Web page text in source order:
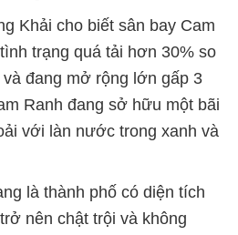
Khải cho biết sân bay Cam
trạng quá tải hơn 30% so
đang mở rộng lớn gấp 3
Ranh đang sở hữu một bãi
với làn nước trong xanh và
là thành phố có diện tích
nên chật trội và không